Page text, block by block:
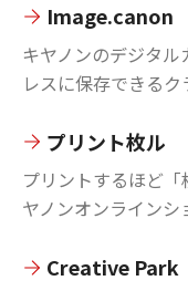
Image.canon
キヤノンのデジタ
レスに保存できるク
プリント枚ル
プリントするほど
ヤノンオンラインシ
Creative Park